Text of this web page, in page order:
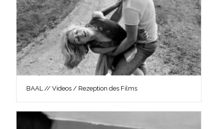
BAAL // Videos / Rezeption des Films